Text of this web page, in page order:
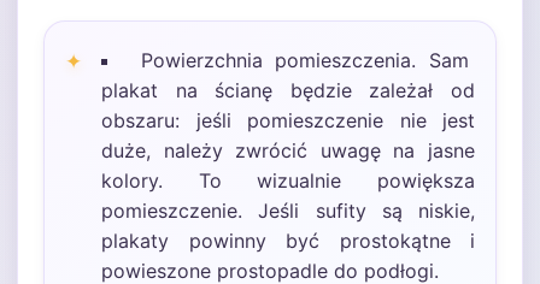
Powierzchnia pomieszczenia. Sam
plakat na ścianę będzie zależał od
obszaru: jeśli pomieszczenie nie jest
duże, należy zwrócić uwagę na jasne
kolory. To wizualnie powiększa
pomieszczenie. Jeśli sufity są niskie,
plakaty powinny być prostokątne i
powieszone prostopadle do podłogi.